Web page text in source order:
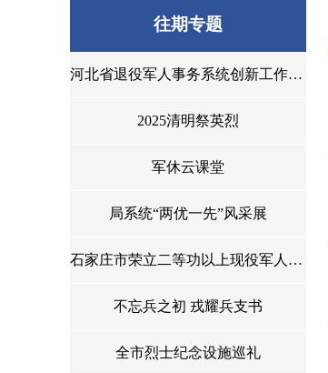
往期专题
河北省退役军人事务系统创新工作擂台赛
2025清明祭英烈
军休云课堂
局系统“两优一先”风采展
石家庄市荣立二等功以上现役军人光荣榜（2022年）
不忘兵之初 戎耀兵支书
全市烈士纪念设施巡礼